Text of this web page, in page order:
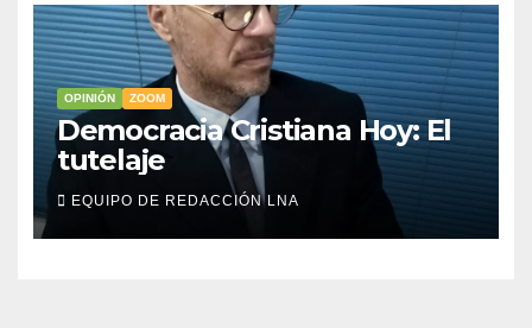
OPINIÓN ZOOM
Democracia Cristiana Hoy: El
tutelaje
EQUIPO DE REDACCIÓN LNA